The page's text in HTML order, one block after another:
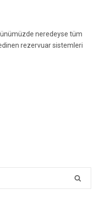
neredeyse tüm
rezervuar sistemleri